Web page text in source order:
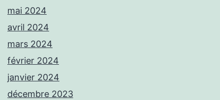
mai 2024
avril 2024
mars 2024
février 2024
janvier 2024
décembre 2023